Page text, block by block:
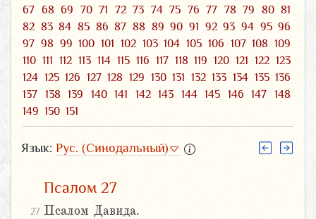
67 68 69 70 71 72 73 74 75 76 77 78 79 80 81
82 83 84 85 86 87 88 89 90 91 92 93 94 95 96
97 98 99 100 101 102 103 104 105 106 107 108 109
110 111 112 113 114 115 116 117 118 119 120 121 122 123
124 125 126 127 128 129 130 131 132 133 134 135 136
137
138 139 140 141 142 143 144 145 146 147
148
149 150 151
Язык: Рус. (Синодальный)
Псалом 27
27 Псалом Давида.